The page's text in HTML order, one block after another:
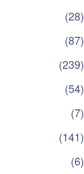
(28)
(87)
(239)
(54)
(7)
(141)
(6)